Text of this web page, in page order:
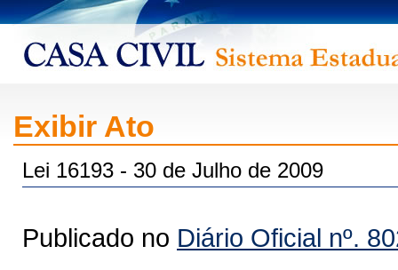
Exibir Ato
Lei 16193 - 30 de Julho de 2009
Publicado no Diário Oficial nº.